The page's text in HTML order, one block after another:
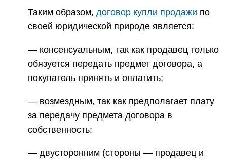
Таким образом, договор купли продажи по
своей юридической природе является:
— консенсуальным, так как продавец только
обязуется передать предмет договора, а
покупатель принять и оплатить;
— возмездным, так как предполагает плату
за передачу предмета договора в
собственность;
— двусторонним (стороны — продавец и